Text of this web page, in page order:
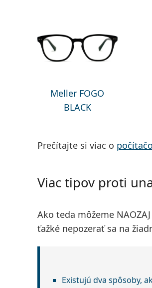
Meller FOGO
BLACK
Prečítajte si viac o
Viac tipov proti
Ako teda môžeme
ťažké nepozerať sa na
Existujú dva spôsoby,